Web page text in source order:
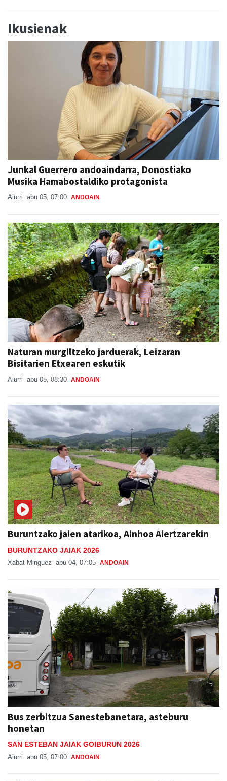
Ikusienak
Junkal Guerrero andoaindarra, Donostiako
Musika Hamabostaldiko protagonista
Aiurri abu 05, 07:00 ANDOAIN
Naturan murgiltzeko jarduerak, Leizaran
Bisitarien Etxearen eskutik
Aiurri abu 05, 08:30 ANDOAIN
Buruntzako jaien atarikoa, Ainhoa Aiertzarekin
BURUNTZAKO JAIAK 2026
Xabat Minguez abu 04, 07:05 ANDOAIN
Bus zerbitzua Sanestebanetara, asteburu
honetan
SAN ESTEBAN JAIAK GOIBURUN 2026
Aiurri abu 05, 07:00 ANDOAIN